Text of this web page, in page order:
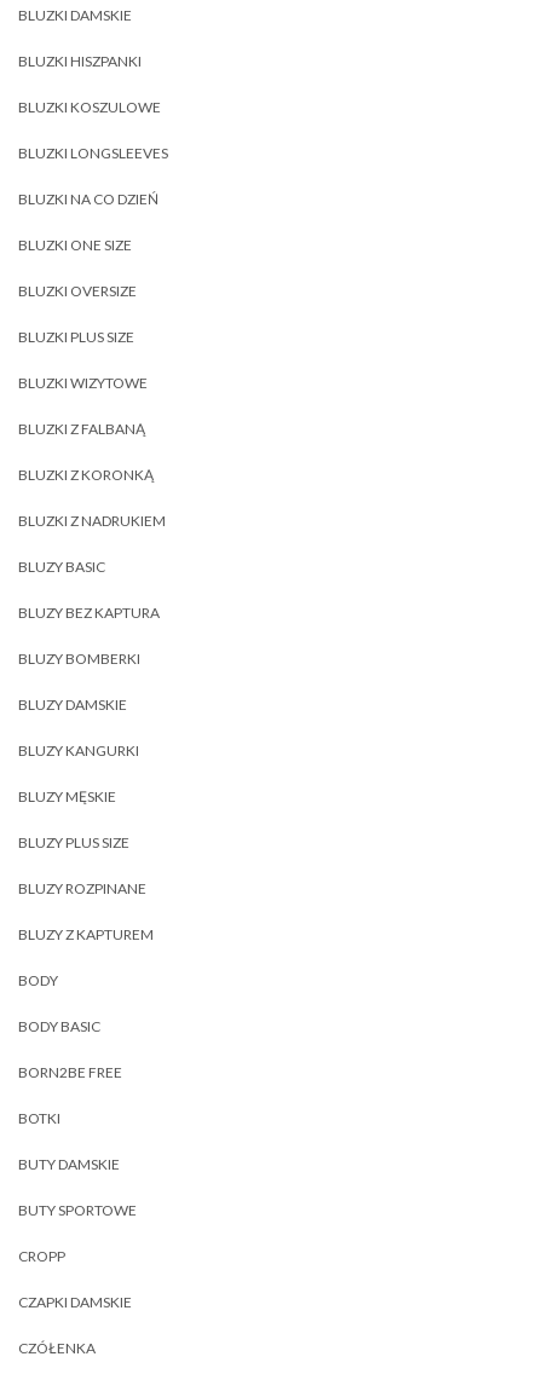
BLUZKI DAMSKIE
BLUZKI HISZPANKI
BLUZKI KOSZULOWE
BLUZKI LONGSLEEVES
BLUZKI NA CO DZIEŃ
BLUZKI ONE SIZE
BLUZKI OVERSIZE
BLUZKI PLUS SIZE
BLUZKI WIZYTOWE
BLUZKI Z FALBANĄ
BLUZKI Z KORONKĄ
BLUZKI Z NADRUKIEM
BLUZY BASIC
BLUZY BEZ KAPTURA
BLUZY BOMBERKI
BLUZY DAMSKIE
BLUZY KANGURKI
BLUZY MĘSKIE
BLUZY PLUS SIZE
BLUZY ROZPINANE
BLUZY Z KAPTUREM
BODY
BODY BASIC
BORN2BE FREE
BOTKI
BUTY DAMSKIE
BUTY SPORTOWE
CROPP
CZAPKI DAMSKIE
CZÓŁENKA